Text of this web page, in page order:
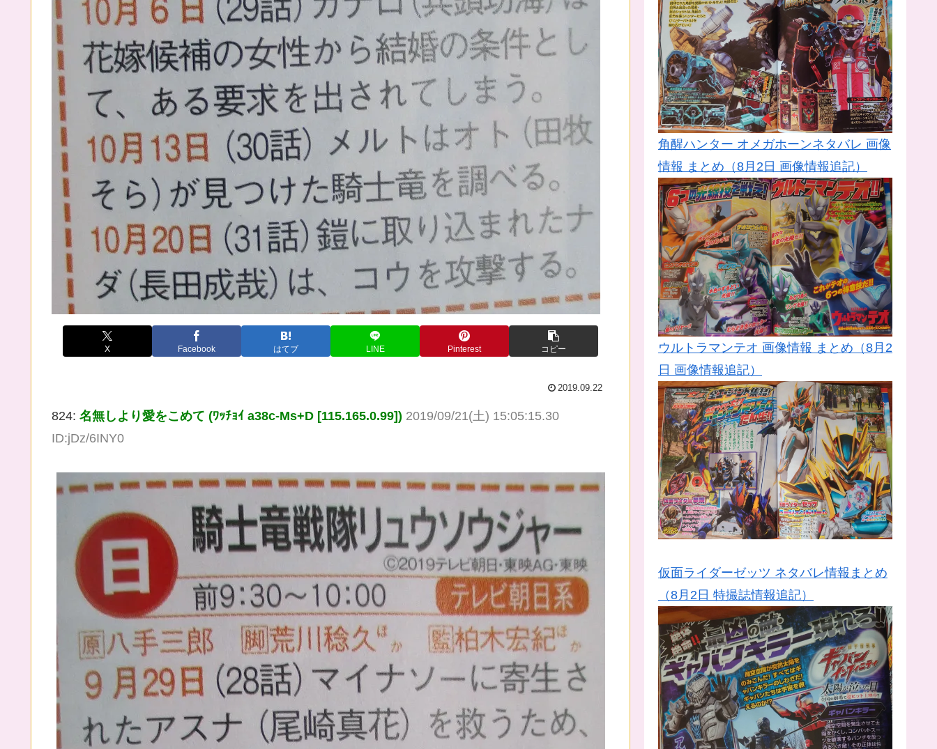
X Facebook はてブ LINE Pinterest コピー
2019.09.22
824: 名無しより愛をこめて (ﾜｯﾁｮｲ a38c-Ms+D [115.165.0.99]) 2019/09/21(土) 15:05:15.30
ID:jDz/6INY0
角醒ハンター オメガホーンネタバレ 画像
情報 まとめ（8月2日 画像情報追記）
ウルトラマンテオ 画像情報 まとめ（8月2
日 画像情報追記）
仮面ライダーゼッツ ネタバレ情報まとめ
（8月2日 特撮誌情報追記）